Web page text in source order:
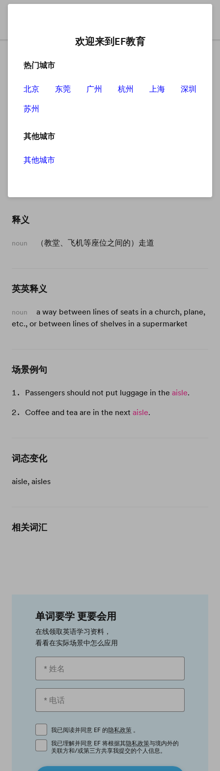
aisle
释义
noun （教堂、飞机等座位之间的）走道
英英释义
noun
a way between lines of seats in a church, plane,
etc., or between lines of shelves in a supermarket
场景例句
Passengers should not put luggage in the aisle.
Coffee and tea are in the next aisle.
词态变化
aisle, aisles
相关词汇
单词要学 更要会用
在线领取英语学习资料，
看看在实际场景中怎么应用
我已阅读并同意 EF 的隐私政策 。
我已理解并同意 EF 将根据其隐私政策与境内外的
关联方和/或第三方共享我提交的个人信息。
欢迎来到EF教育
热门城市
北京 东莞 广州 杭州 上海
深圳
苏州
其他城市
其他城市